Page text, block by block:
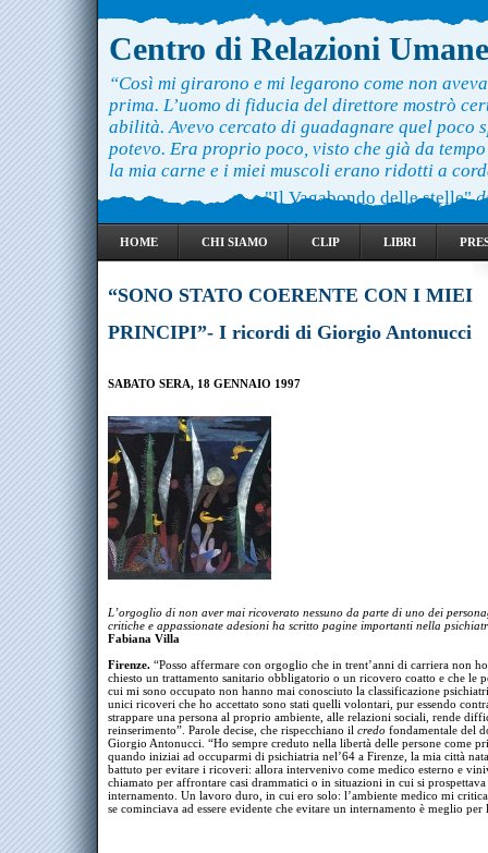
Centro di Relazioni Umane
“Così mi girarono e mi legarono come non
prima. L’uomo di fiducia del direttore mostrò
abilità. Avevo cercato di guadagnare quel poco
potevo. Era proprio poco, visto che già da
la mia carne e i miei muscoli erano ridotti a
"Il Vagabondo delle stelle"
HOME CHI SIAMO CLIP LIBRI
“SONO STATO COERENTE CON I MIEI
PRINCIPI”- I ricordi di Giorgio Antonucci
SABATO SERA, 18 GENNAIO 1997
L’orgoglio di non aver mai ricoverato nessuno da parte di uno dei
critiche e appassionate adesioni ha scritto pagine importanti nella
Fabiana Villa
Firenze. “Posso affermare con orgoglio che in trent’anni di carriera non
chiesto un trattamento sanitario obbligatorio o un ricovero coatto e che le
cui mi sono occupato non hanno mai conosciuto la classificazione
unici ricoveri che ho accettato sono stati quelli volontari, pur essendo
strappare una persona al proprio ambiente, alle relazioni sociali, rende
reinserimento”. Parole decise, che rispecchiano il credo fondamentale del
Giorgio Antonucci. “Ho sempre creduto nella libertà delle persone come
quando iniziai ad occuparmi di psichiatria nel’64 a Firenze, la mia città
battuto per evitare i ricoveri: allora intervenivo come medico esterno e
chiamato per affrontare casi drammatici o in situazioni in cui si
internamento. Un lavoro duro, in cui ero solo: l’ambiente medico mi
se cominciava ad essere evidente che evitare un internamento è meglio per